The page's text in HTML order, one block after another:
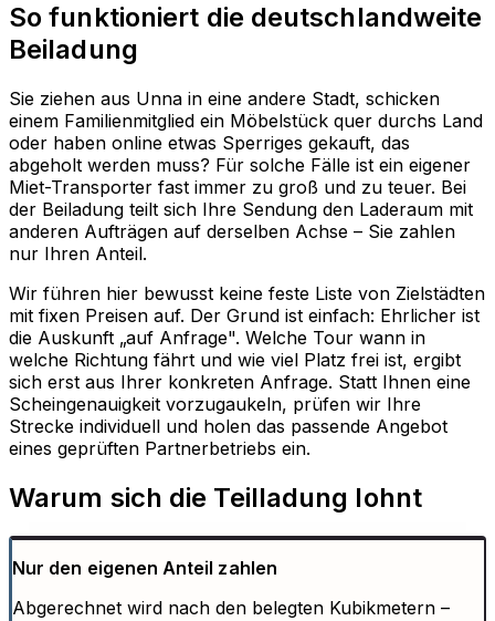
So funktioniert die deutschlandweite
Beiladung
Sie ziehen aus Unna in eine andere Stadt, schicken
einem Familienmitglied ein Möbelstück quer durchs Land
oder haben online etwas Sperriges gekauft, das
abgeholt werden muss? Für solche Fälle ist ein eigener
Miet-Transporter fast immer zu groß und zu teuer. Bei
der Beiladung teilt sich Ihre Sendung den Laderaum mit
anderen Aufträgen auf derselben Achse – Sie zahlen
nur Ihren Anteil.
Wir führen hier bewusst keine feste Liste von Zielstädten
mit fixen Preisen auf. Der Grund ist einfach: Ehrlicher ist
die Auskunft „auf Anfrage". Welche Tour wann in
welche Richtung fährt und wie viel Platz frei ist, ergibt
sich erst aus Ihrer konkreten Anfrage. Statt Ihnen eine
Scheingenauigkeit vorzugaukeln, prüfen wir Ihre
Strecke individuell und holen das passende Angebot
eines geprüften Partnerbetriebs ein.
Warum sich die Teilladung lohnt
Nur den eigenen Anteil zahlen
Abgerechnet wird nach den belegten Kubikmetern –